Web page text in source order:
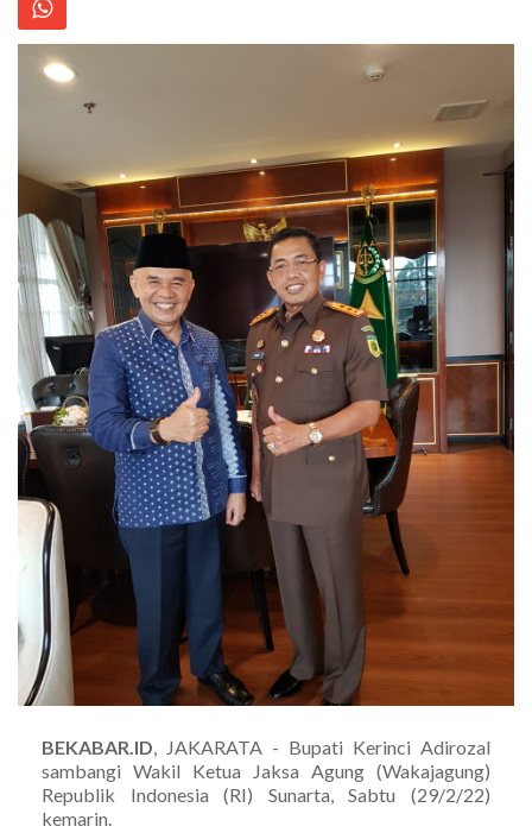
BEKABAR.ID, JAKARATA - Bupati Kerinci Adirozal
sambangi Wakil Ketua Jaksa Agung (Wakajagung)
Republik Indonesia (RI) Sunarta, Sabtu (29/2/22)
kemarin.